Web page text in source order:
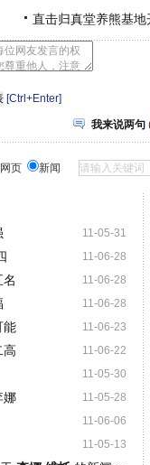
直击归真堂养熊基地
[Ctrl+Enter]
我来说两句
网页 新闻
11-05-31
11-06-28
11-06-28
11-06-28
11-06-23
能
11-06-22
高
11-05-30
11-05-28
娜
11-06-06
11-05-13